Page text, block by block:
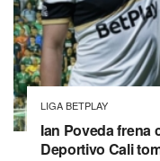
LIGA BETPLAY
Ian Poveda frena
Deportivo Cali